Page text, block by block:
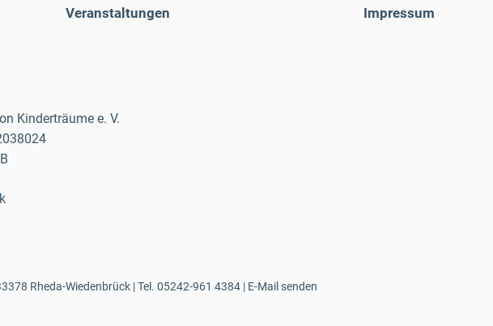
Veranstaltungen
Impressum
Kinderträume e. V.
Rheda-Wiedenbrück | Tel. 05242-961 4384| E-Mail senden